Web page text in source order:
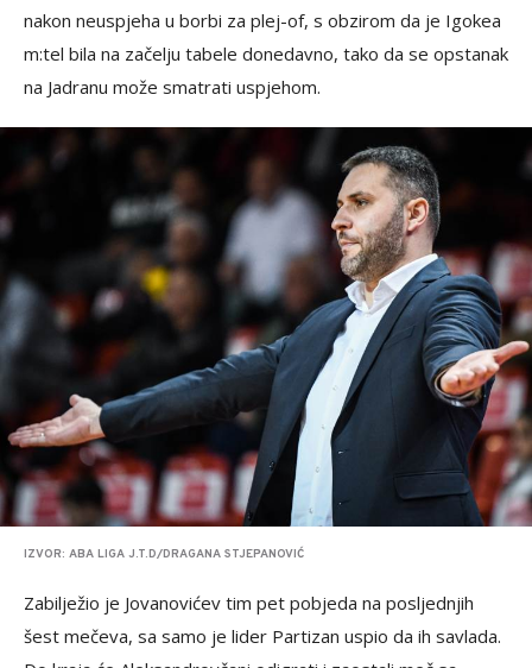
nakon neuspjeha u borbi za plej-of, s obzirom da je Igokea
m:tel bila na začelju tabele donedavno, tako da se opstanak
na Jadranu može smatrati uspjehom.
IZVOR: ABA LIGA J.T.D/DRAGANA STJEPANOVIĆ
Zabilježio je Jovanovićev tim pet pobjeda na posljednjih
šest mečeva, sa samo je lider Partizan uspio da ih savlada.